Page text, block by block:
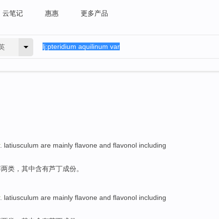
云笔记 惠惠 更多产品
. latiusculum are mainly flavone and flavonol including
类， 其中含有芦丁成份。
. latiusculum are mainly flavone and flavonol including